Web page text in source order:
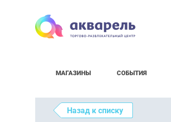
МАГАЗИНЫ СОБЫТИЯ
Назад к списку